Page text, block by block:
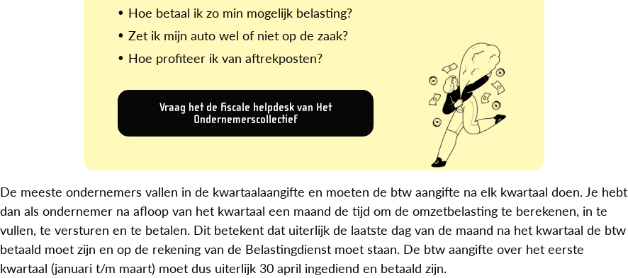
Hoe betaal ik zo min mogelijk belasting?
Zet ik mijn auto wel of niet op de zaak?
Hoe profiteer ik van aftrekposten?
Vraag het de fiscale helpdesk van Het
Ondernemerscollectief
De meeste ondernemers vallen in de kwartaalaangifte en moeten de btw aangifte na elk kwartaal doen. Je hebt
dan als ondernemer na afloop van het kwartaal een maand de tijd om de omzetbelasting te berekenen, in te
vullen, te versturen en te betalen. Dit betekent dat uiterlijk de laatste dag van de maand na het kwartaal de btw
betaald moet zijn en op de rekening van de Belastingdienst moet staan. De btw aangifte over het eerste
kwartaal (januari t/m maart) moet dus uiterlijk 30 april ingediend en betaald zijn.